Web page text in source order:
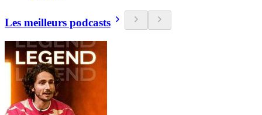
Les meilleurs podcasts